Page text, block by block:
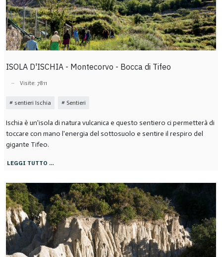
ISOLA D'ISCHIA - Montecorvo - Bocca di Tifeo
Visite: 7811
sentieri Ischia Sentieri
Ischia è un'isola di natura vulcanica e questo sentiero ci permetterà di
toccare con mano l'energia del sottosuolo e sentire il respiro del
gigante Tifeo.
LEGGI TUTTO …